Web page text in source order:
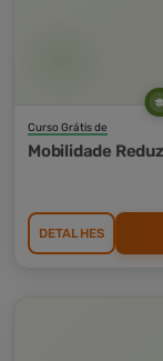
Curso Grátis de
Mobilidade
DETALHES